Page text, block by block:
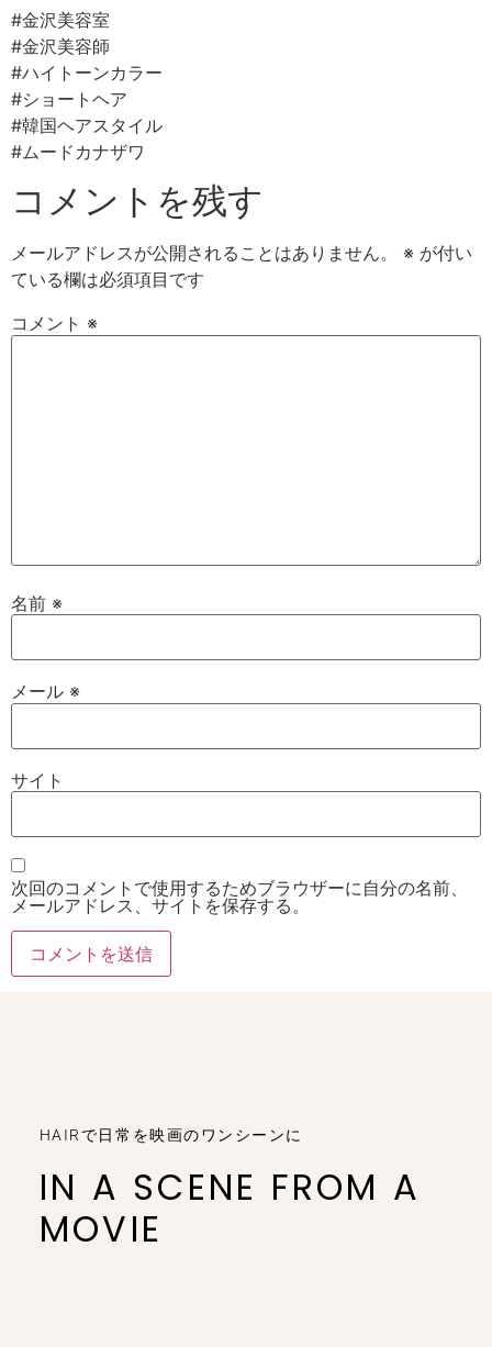
#金沢美容室
#金沢美容師
#ハイトーンカラー
#ショートヘア
#韓国ヘアスタイル
#ムードカナザワ
コメントを残す
メールアドレスが公開されることはありません。 ※ が付い
ている欄は必須項目です
コメント ※
名前 ※
メール ※
サイト
次回のコメントで使用するためブラウザーに自分の名前、
メールアドレス、サイトを保存する。
HAIRで日常を映画のワンシーンに
IN A SCENE FROM A
MOVIE